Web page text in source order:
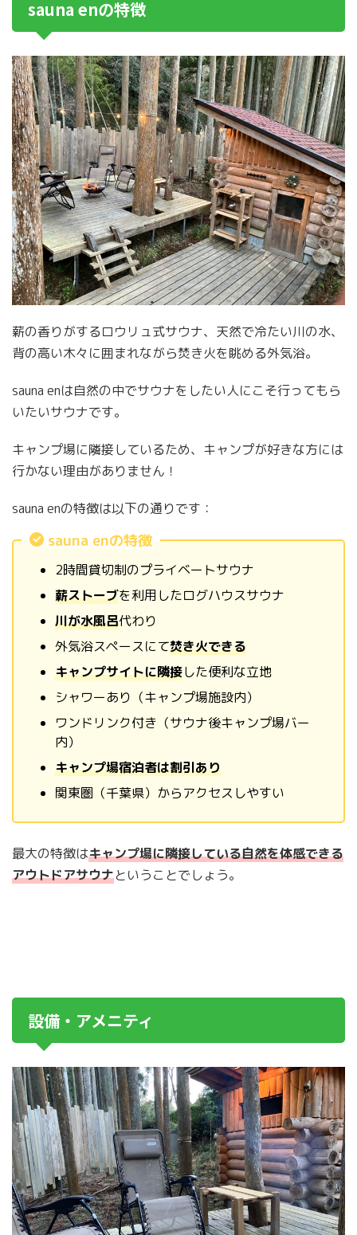
sauna enの特徴
薪の香りがするロウリュ式サウナ、天然で冷たい川の水、
背の高い木々に囲まれながら焚き火を眺める外気浴。
sauna enは自然の中でサウナをしたい人にこそ行ってもら
いたいサウナです。
キャンプ場に隣接しているため、キャンプが好きな方には
行かない理由がありません！
sauna enの特徴は以下の通りです：
sauna enの特徴
2時間貸切制のプライベートサウナ
薪ストーブを利用したログハウスサウナ
川が水風呂代わり
外気浴スペースにて焚き火できる
キャンプサイトに隣接した便利な立地
シャワーあり（キャンプ場施設内）
ワンドリンク付き（サウナ後キャンプ場バー
内）
キャンプ場宿泊者は割引あり
関東圏（千葉県）からアクセスしやすい
最大の特徴はキャンプ場に隣接している自然を体感できる
アウトドアサウナということでしょう。
設備・アメニティ